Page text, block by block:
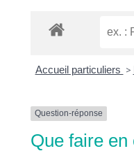
Accueil particuliers >
Question-réponse
Que faire